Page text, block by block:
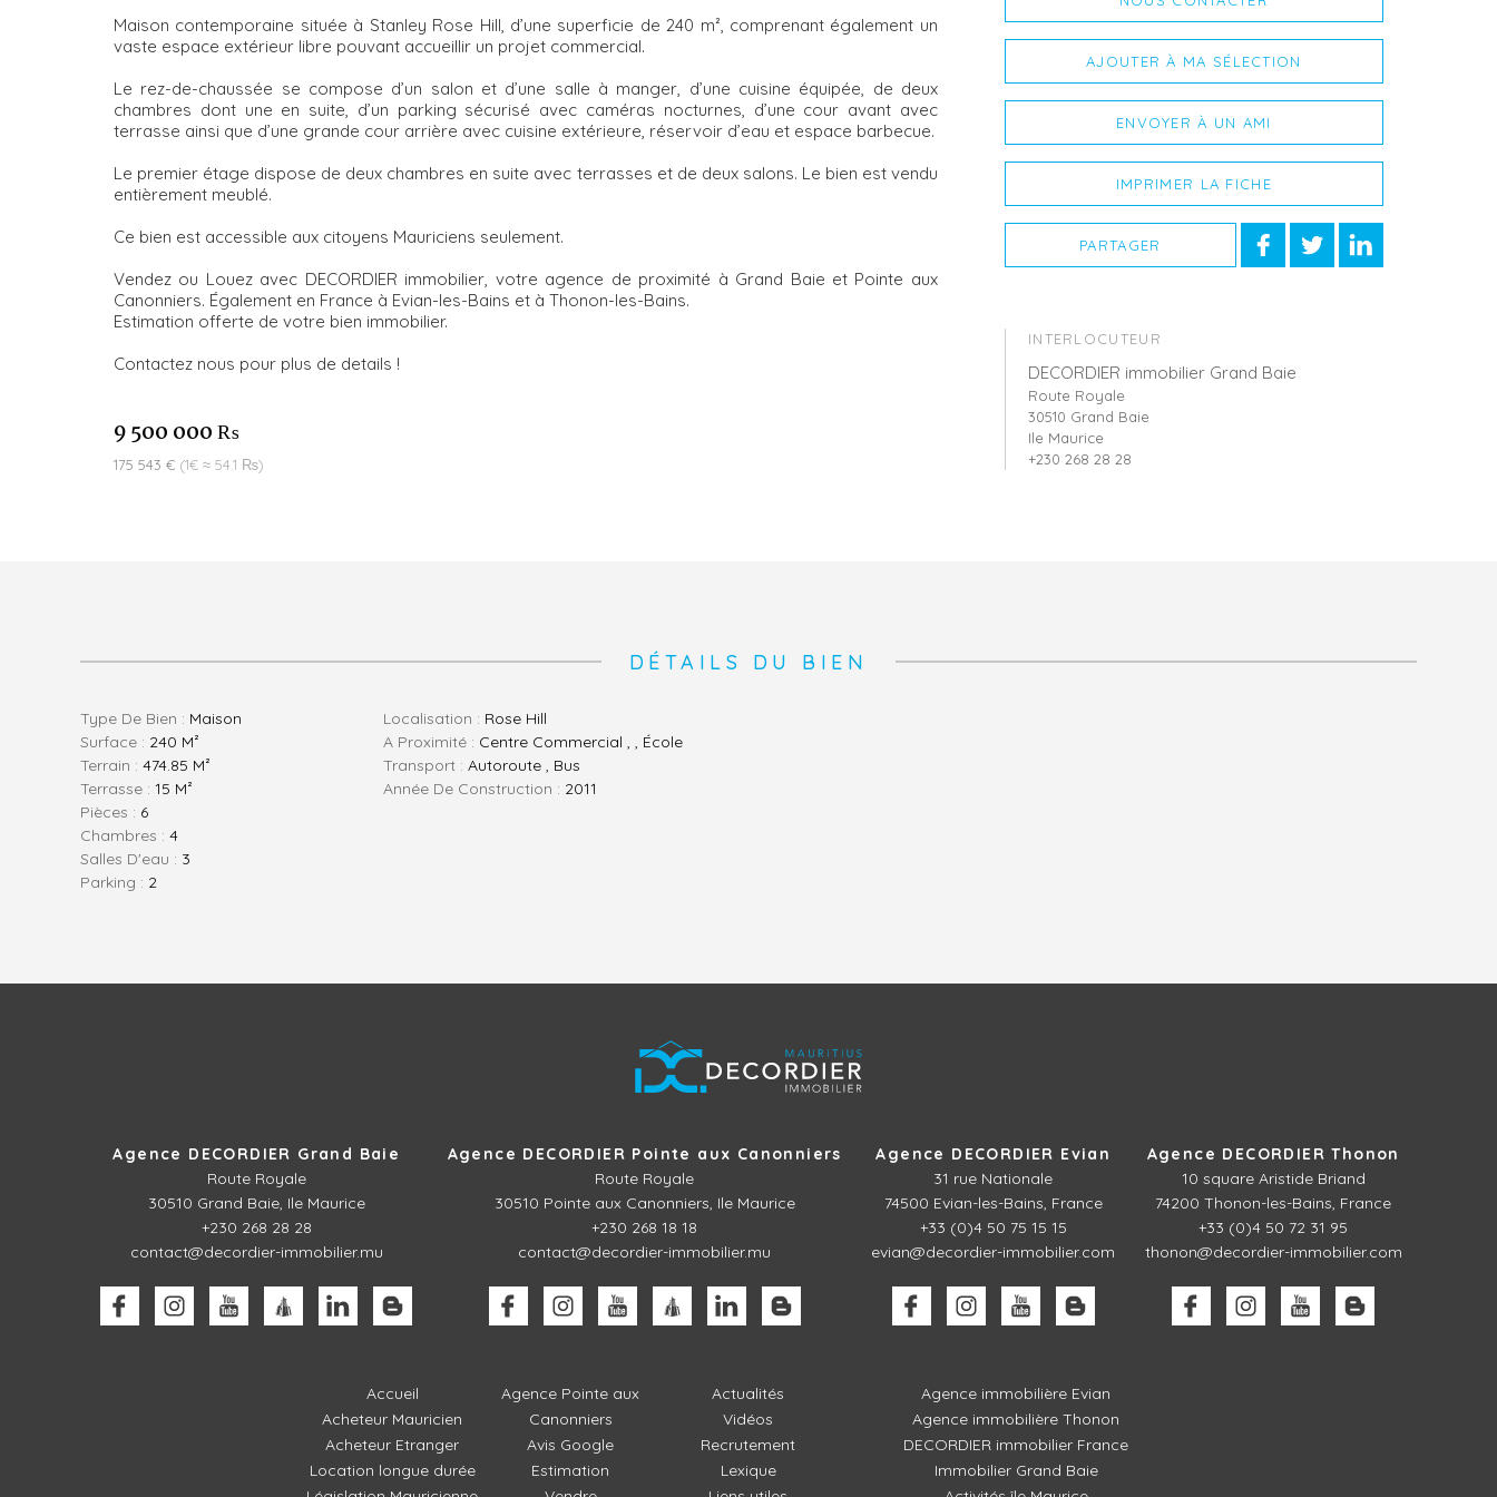
Maison contemporaine située à Stanley Rose Hill, d’une superficie de 240 m², comprenant également un
vaste espace extérieur libre pouvant accueillir un projet commercial.
Le rez-de-chaussée se compose d’un salon et d’une salle à manger, d’une cuisine équipée, de deux
chambres dont une en suite, d’un parking sécurisé avec caméras nocturnes, d’une cour avant avec
terrasse ainsi que d’une grande cour arrière avec cuisine extérieure, réservoir d’eau et espace barbecue.
Le premier étage dispose de deux chambres en suite avec terrasses et de deux salons. Le bien est vendu
entièrement meublé.
Ce bien est accessible aux citoyens Mauriciens seulement.
Vendez ou Louez avec DECORDIER immobilier, votre agence de proximité à Grand Baie et Pointe aux
Canonniers. Également en France à Evian-les-Bains et à Thonon-les-Bains.
Estimation offerte de votre bien immobilier.
Contactez nous pour plus de details !
9 500 000 ₨
175 543 € (1€ ≈ 54.1 ₨)
AJOUTER À MA SÉLECTION
ENVOYER À UN AMI
IMPRIMER LA FICHE
PARTAGER
INTERLOCUTEUR
DECORDIER immobilier Grand Baie
Route Royale
30510 Grand Baie
Ile Maurice
+230 268 28 28
DÉTAILS DU BIEN
Type De Bien : Maison
Surface : 240 M²
Terrain : 474.85 M²
Terrasse : 15 M²
Pièces : 6
Chambres : 4
Salles D'eau : 3
Parking : 2
Localisation : Rose Hill
A Proximité : Centre Commercial , , École
Transport : Autoroute , Bus
Année De Construction : 2011
Agence DECORDIER Grand Baie
Route Royale
30510 Grand Baie, Ile Maurice
+230 268 28 28
contact@decordier-immobilier.mu
Agence DECORDIER Pointe aux Canonniers
Route Royale
30510 Pointe aux Canonniers, Ile Maurice
+230 268 18 18
contact@decordier-immobilier.mu
Agence DECORDIER Evian
31 rue Nationale
74500 Evian-les-Bains, France
+33 (0)4 50 75 15 15
evian@decordier-immobilier.com
Agence DECORDIER Thonon
10 square Aristide Briand
74200 Thonon-les-Bains, France
+33 (0)4 50 72 31 95
thonon@decordier-immobilier.com
Accueil
Acheteur Mauricien
Acheteur Etranger
Location longue durée
Agence Pointe aux
Canonniers
Avis Google
Estimation
Actualités
Vidéos
Recrutement
Lexique
Agence immobilière Evian
Agence immobilière Thonon
DECORDIER immobilier France
Immobilier Grand Baie